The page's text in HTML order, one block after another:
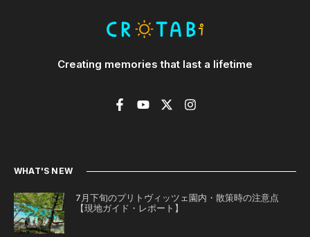
Creating memories that last a lifetime
WHAT'S NEW
7月下旬のプリトヴィッツェ園内・散策時の注意点
【現地ガイド・レポート】